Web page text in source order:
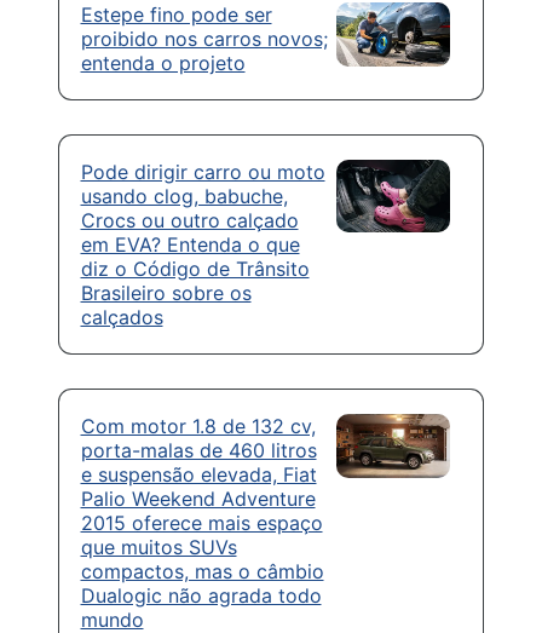
Estepe fino pode ser
proibido nos carros novos;
entenda o projeto
Pode dirigir carro ou moto
usando clog, babuche,
Crocs ou outro calçado
em EVA? Entenda o que
diz o Código de Trânsito
Brasileiro sobre os
calçados
Com motor 1.8 de 132 cv,
porta-malas de 460 litros
e suspensão elevada, Fiat
Palio Weekend Adventure
2015 oferece mais espaço
que muitos SUVs
compactos, mas o câmbio
Dualogic não agrada todo
mundo